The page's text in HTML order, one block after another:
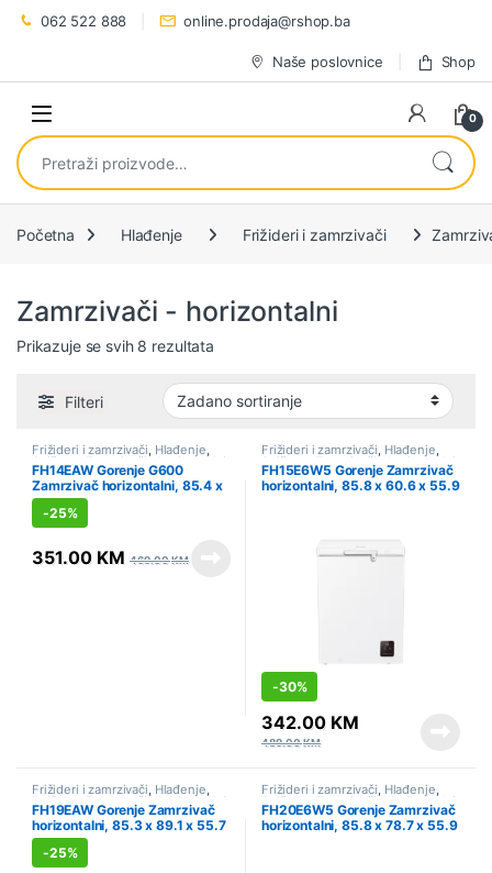
Preskoči na navigaciju
Preskoči na sadržaj
062 522 888 online.prodaja@rshop.ba
Naše poslovnice Shop
0
Pretraži:
Početna Hlađenje Frižideri i zamrzivači
Zamrzivači - horizontalni
Prikazuje se svih 8 rezultata
Filteri
Frižideri i zamrzivači, Hlađenje,
Sniženo,Zamrzivači - horizontalni
FH14EAW Gorenje G600
Zamrzivač horizontalni, 85.4 x
62.5 x 55.9 cm
-25%
351.00 KM 469.00KM
Frižideri i zamrzivači, Hlađenje,
Sniženo,Zamrzivači - horizontalni
FH15E6W5 Gorenje Zamrzivač
horizontalni, 85.8 x 60.6 x 55.9
-30%
342.00 KM
489.00KM
Frižideri i zamrzivači Hlađenje
Sniženo Zamrzivači - horizontalni
FH19EAW Gorenje Zamrzivač
horizontalni, 85.3 x 89.1 x 55.7
cm
-25%
Frižideri i zamrzivači Hlađenje
Sniženo Zamrzivači - horizontalni
FH20E6W5 Gorenje Zamrzivač
horizontalni, 85.8 x 78.7 x 55.9